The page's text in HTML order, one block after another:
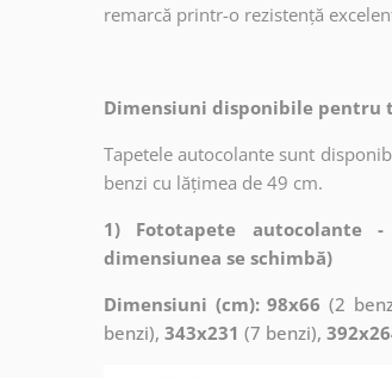
remarcă printr-o rezistență
Dimensiuni disponibile
Tapetele autocolante sunt
benzi cu lățimea de 49 cm.
1) Fototapete autocolante
dimensiunea se schimbă)
Dimensiuni (cm): 98x66 (2
benzi), 343x231 (7 benzi),